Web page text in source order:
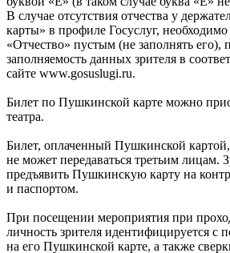
В случае отсутствия отчества у
карты» в профиле Госуслуг, необходимо
«Отчество» пустым (не заполнять его),
заполняемость данных зрителя в
сайте www.gosuslugi.ru.
Билет по Пушкинской карте можно
театра.
Билет, оплаченный Пушкинской
не может передаваться третьим лицам.
предъявить Пушкинскую карту на
и паспортом.
При посещении мероприятия при
личность зрителя идентифицируется
на его Пушкинской карте, а также